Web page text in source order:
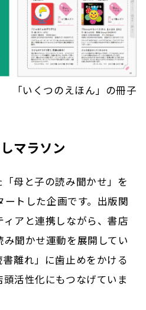
「いくつのえほん」の冊子
マラソン
母と子の読み聞かせ」を
トした企画です。 出版関
アと連携しながら、書店
聞かせ運動を展開してい
離れ」に歯止めをかける
活性化にもつなげていま